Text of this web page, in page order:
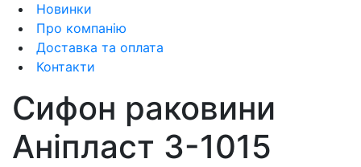
Новинки
Про компанію
Доставка та оплата
Контакти
Сифон раковини
Аніпласт З-1015